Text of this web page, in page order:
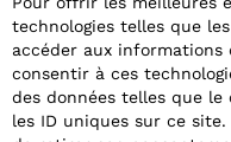
technologies telles que
accéder aux
consentir à ces
des données telles que
les ID uniques sur ce
2026 - Tous